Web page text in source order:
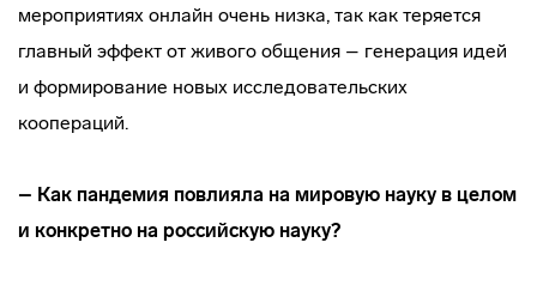
мероприятиях онлайн очень низка, так как теряется
главный эффект от живого общения – генерация идей
и формирование новых исследовательских
коопераций.
– Как пандемия повлияла на мировую науку в целом
и конкретно на российскую науку?